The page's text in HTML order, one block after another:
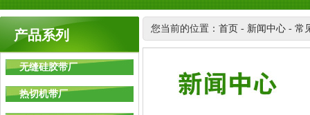
产品系列
无缝硅胶带厂
热切机带厂
您当前的位置： 首页 - 新闻中心 - 常